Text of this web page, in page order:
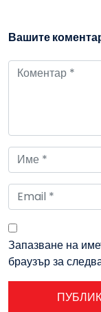
Вашите
Запазване на
браузър за